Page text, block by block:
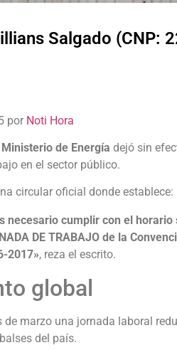
Salgado (CNP:
por Noti Hora
Ministerio de Energía dejó sin
en el sector público.
circular oficial donde establece:
necesario cumplir con el
DE TRABAJO de la
2017», reza el escrito.
global
de marzo una jornada laboral
del país.